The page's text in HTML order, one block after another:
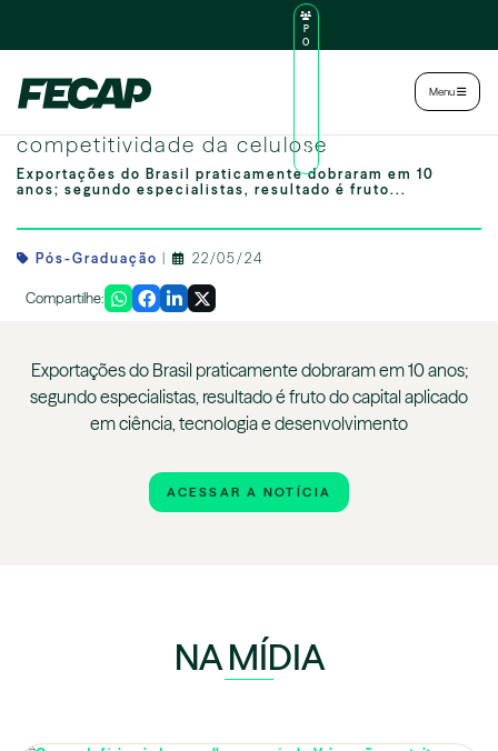
P
O
U
N
Menu
Investimentos em inovação ampliam
competitividade da celulose
Exportações do Brasil praticamente dobraram em 10
anos; segundo especialistas, resultado é fruto...
Pós-Graduação 22/05/24
Compartilhe:
Exportações do Brasil praticamente dobraram em 10 anos;
segundo especialistas, resultado é fruto do capital aplicado
em ciência, tecnologia e desenvolvimento
ACESSAR A NOTÍCIA
NA MÍDIA